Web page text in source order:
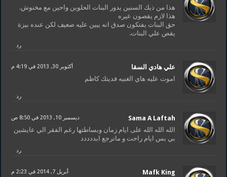
هذا من ذيك السنين يدور البنات الحلوين واحين مع مخنوش.
هذا لازم يقصون عيره
حق البنات يفتكون صدق انه يبين عليه ضعيف لكن عنده بيزة
يقص علي البنات.
رد
علي هادي السقا أكتوبر 30, 2013 في 4:19 م
اموت عليه هاي الغنيه فديتك كاظم
رد
Sama A Laftah ديسمبر 10, 2013 في 8:50 ص
الله الله الله على ايام زمان وبساطتها رغم الفقر الي عايشين
بي بس ايام راحت و ماترجع ابددددد
رد
Mafk King أبريل 7, 2014 في 2:23 م